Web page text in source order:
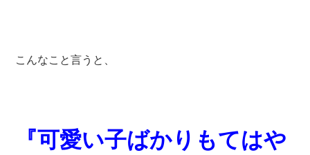
こんなこと言うと、
『可愛い子ばかりもてはや